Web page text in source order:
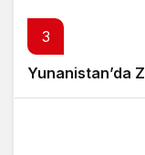
3
Yunanistan’da